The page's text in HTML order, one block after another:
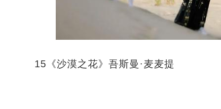
15《沙漠之花》吾斯曼·麦麦提